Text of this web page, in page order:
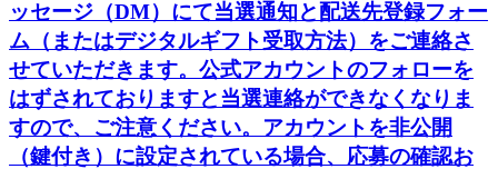
ッセージ（DM）にて当選通知と配送先登録フォー
ム（またはデジタルギフト受取方法）をご連絡さ
せていただきます。公式アカウントのフォローを
はずされておりますと当選連絡ができなくなりま
すので、ご注意ください。アカウントを非公開
（鍵付き）に設定されている場合、応募の確認お